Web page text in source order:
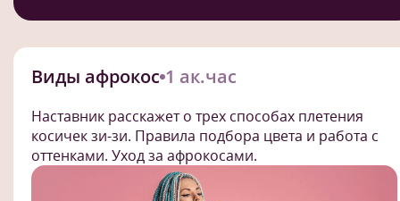
Виды афрокос 1 ак.час
Наставник расскажет о трех способах плетения
косичек зи-зи. Правила подбора цвета и работа с
оттенками. Уход за афрокосами.